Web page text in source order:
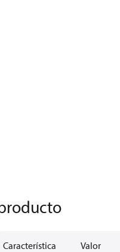
Característica Valor